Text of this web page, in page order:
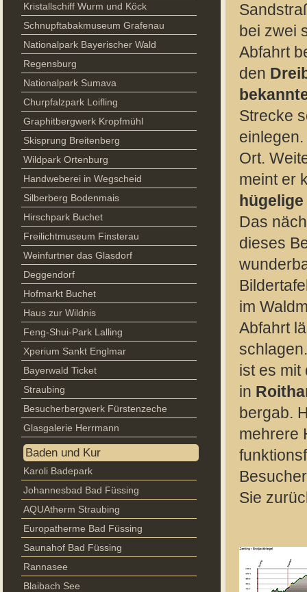
Kristallschiff Wurm und Köck
Schnupftabakmuseum Grafenau
Nationalpark Bayerischer Wald
Regensburg
Nationalpark Sumava
Churpfalzpark Loifling
Graphitbergwerk Kropfmühl
Skisprung Breitenberg
Wildpark Ortenburg
Handweberei in Wegscheid
Silberberg Bodenmais
Hirschpark Buchet
Freilichtmuseum Finsterau
Weinfurtner das Glasdorf
Deggendorf
Hofmarkt Buchet
Haus zur Wildnis
Feng-Shui-Park Lalling
Xperium Sankt Englmar
Bayerwald Ticket
Straubing
Besucherbergwerk Fürstenzeche
Glasgalerie Herrmann
Baden und Kur
Karoli Badepark
Johannesbad Bad Füssing
AQUAtherm Straubing
Europatherme Bad Füssing
Saunahof Bad Füssing
Rannasee
Blaibach See
bei zwei
Abfahrt
den
Strecke
Ort.
meint er
Das
dieses
im
Abfahrt
ist es mit
in
bergab.
mehrere
Sie